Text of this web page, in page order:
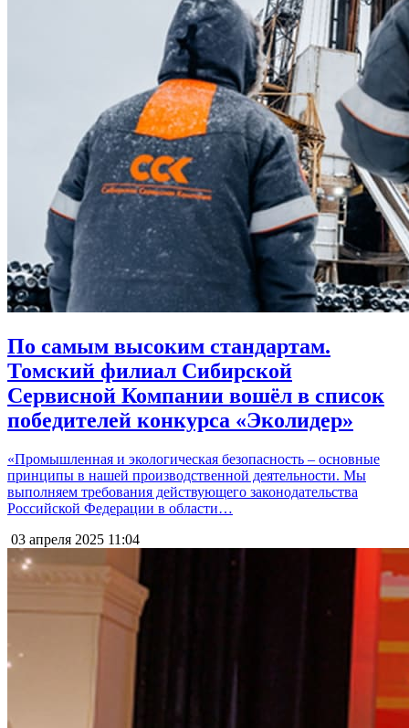
По самым высоким стандартам.
Томский филиал Сибирской
Сервисной Компании вошёл в список
победителей конкурса «Эколидер»
«Промышленная и экологическая безопасность – основные
принципы в нашей производственной деятельности. Мы
выполняем требования действующего законодательства
Российской Федерации в области…
03 апреля 2025 11:04